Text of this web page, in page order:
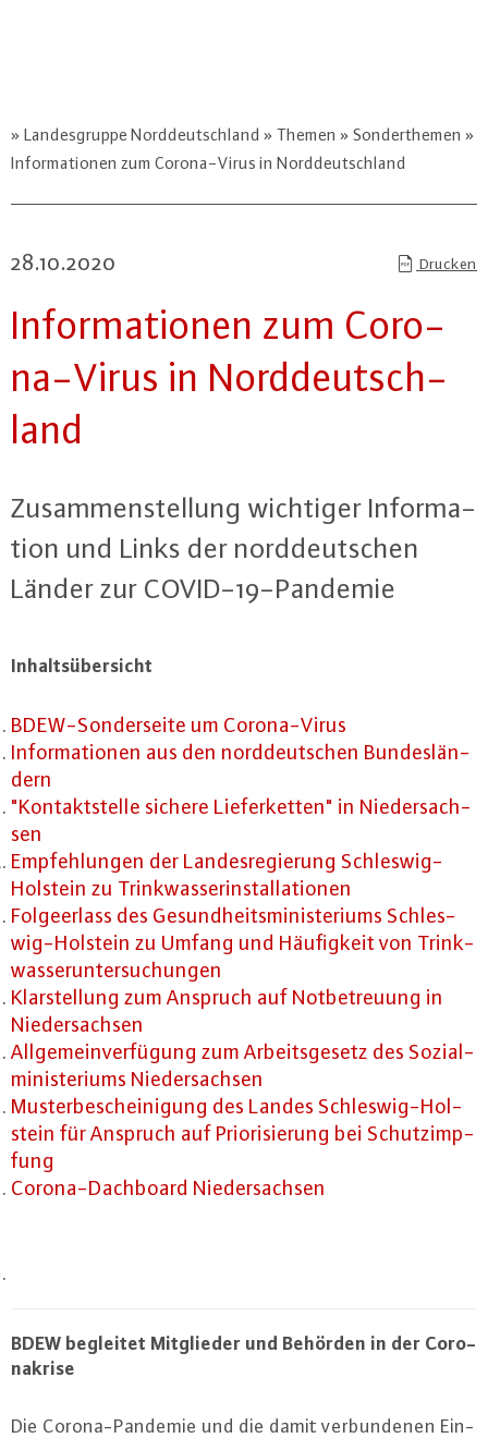
Landesgruppe Norddeutschland Themen
Sonderthemen
Informationen zum Corona-Virus in Norddeutschland
28.10.2020 Drucken
In­for­ma­tio­nen zum Co­ro­
na-Vi­rus in Nord­deutsch­
land
Zu­sam­men­stel­lung wichtiger In­for­ma­
ti­on und Links der nord­deut­schen
Länder zur CO­VID-19-Pan­de­mie
In­halts­über­sicht
BDEW-Son­der­sei­te um Co­ro­na-Vi­rus
In­for­ma­tio­nen aus den nord­deut­schen Bun­des­län­
dern
"Kon­takt­stel­le sichere Lie­fer­ket­ten" in Nie­der­sach­
sen
Emp­feh­lun­gen der Lan­des­re­gie­rung Schles­wig-
Hol­stein zu Trink­was­ser­in­stal­la­tio­nen
Fol­ge­er­lass des Ge­sund­heits­mi­nis­te­ri­ums Schles­
wig-Hol­stein zu Umfang und Häu­fig­keit von Trink­
was­ser­un­ter­su­chun­gen
Klar­stel­lung zum Anspruch auf Not­be­treu­ung in
Nie­der­sach­sen
All­ge­mein­ver­fü­gung zum Ar­beits­ge­setz des So­zi­al­
mi­nis­te­ri­ums Nie­der­sach­sen
Mus­ter­be­schei­ni­gung des Landes Schles­wig-Hol­
stein für Anspruch auf Prio­ri­sie­rung bei Schutz­imp­
fung
Co­ro­na-Dach­board Nie­der­sach­sen
BDEW begleitet Mit­glie­der und Behörden in der Co­ro­
na­kri­se
Die Co­ro­na-Pan­de­mie und die damit ver­bun­de­nen Ein­